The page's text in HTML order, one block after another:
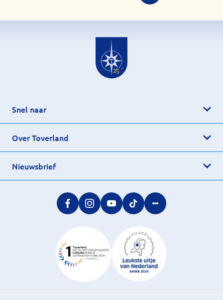
Snel naar
Over Toverland
Nieuwsbrief